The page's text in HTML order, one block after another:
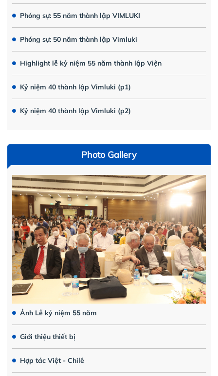
Phóng sự: 55 năm thành lập VIMLUKI
Phóng sự: 50 năm thành lập Vimluki
Highlight lễ kỷ niệm 55 năm thành lập Viện
Kỷ niệm 40 thành lập Vimluki (p1)
Kỷ niệm 40 thành lập Vimluki (p2)
Photo Gallery
Ảnh Lễ kỷ niệm 55 năm
Giới thiệu thiết bị
Hợp tác Việt - Chilê